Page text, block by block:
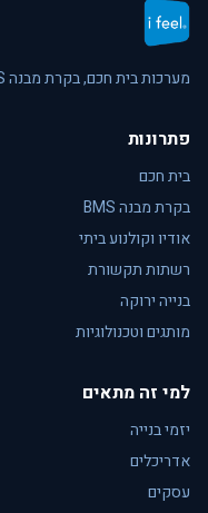
מערכות בית חכם, בקרת מבנה BMS, אודיו וקולנוע ביתי בישראל.
פתרונות
בית חכם
בקרת מבנה BMS
אודיו וקולנוע ביתי
רשתות תקשורת
בנייה ירוקה
מותגים וטכנולוגיות
למי זה מתאים
יזמי בנייה
אדריכלים
עסקים